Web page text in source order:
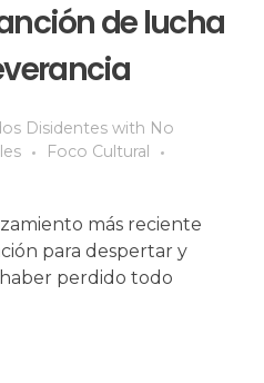
de lucha
Disidentes with No
Foco Cultural
más reciente
para despertar y
perdido todo